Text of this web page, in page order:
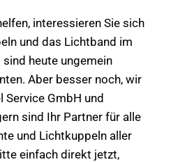
interessieren Sie sich
und das Lichtband im
sind heute ungemein
Aber besser noch, wir
Service GmbH und
sind Ihr Partner für alle
und Lichtkuppeln aller
einfach direkt jetzt,